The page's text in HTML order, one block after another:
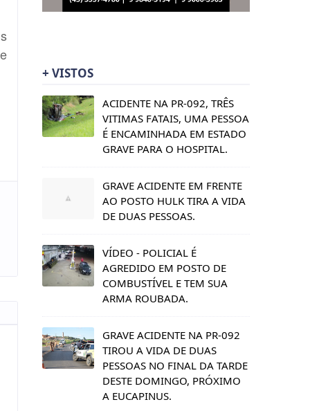
+ VISTOS
ACIDENTE NA PR-092, TRÊS
VITIMAS FATAIS, UMA PESSOA
É ENCAMINHADA EM ESTADO
GRAVE PARA O HOSPITAL.
GRAVE ACIDENTE EM FRENTE
AO POSTO HULK TIRA A VIDA
DE DUAS PESSOAS.
VÍDEO - POLICIAL É
AGREDIDO EM POSTO DE
COMBUSTÍVEL E TEM SUA
ARMA ROUBADA.
GRAVE ACIDENTE NA PR-092
TIROU A VIDA DE DUAS
PESSOAS NO FINAL DA TARDE
DESTE DOMINGO, PRÓXIMO
A EUCAPINUS.